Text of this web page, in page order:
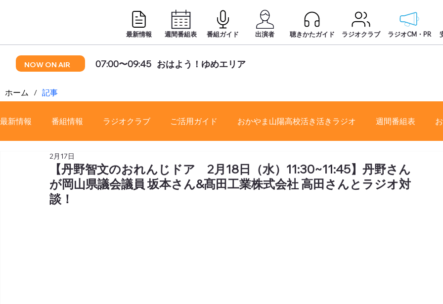
ホーム / 記事
NOW ON AIR 07:00〜09:45 おはよう！ゆめエリア
最新情報 週間番組表 番組ガイド 出演者 聴きかたガイド ラジオクラブ ラジオCM・PR
最新情報 番組情報 ラジオクラブ ご活用ガイド おかやま山陽高校活き活きラジオ 週間番組表
番組審議会
【丹野智文のおれんじドア 2月18日（水）11:30~11:45】丹野さん
が岡山県議会議員 坂本さん&髙田工業株式会社 高田さんとラジオ対
談！
2月17日